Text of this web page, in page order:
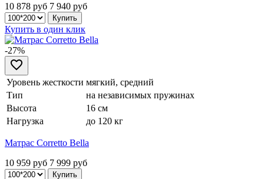
10 878 руб 7 940 руб
Купить в один клик
-27%
Уровень жесткости мягкий, средний
Тип
на независимых пружинах
Высота
16 см
Нагрузка
до 120 кг
Матрас Corretto Bella
10 959 руб 7 999 руб